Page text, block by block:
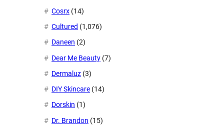
Cosrx (14)
Cultured (1,076)
Daneen (2)
Dear Me Beauty (7)
Dermaluz (3)
DIY Skincare (14)
Dorskin (1)
Dr. Brandon (15)